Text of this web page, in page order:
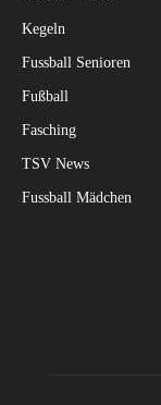
Kegeln
Fussball Senioren
Fußball
Fasching
TSV News
Fussball Mädchen